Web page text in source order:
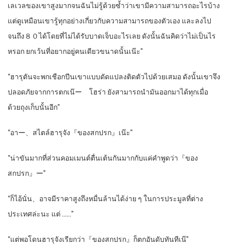
เลเวลของเขาสูงมากจนฉันไม่รู้ด้วยซ้ำว่าเขามีความสามารถอะไรบ้าง
แต่ดูเหมือนเขารู้ทุกอย่างเกี่ยวกับความสามารถของตัวเอง และลงไป
จนถึง８０ได้โดยที่ไม่ได้รับบาดเจ็บอะไรเลย ดังนั้นฉันคิดว่าไม่เป็นไร
หรอก ยกเว้นที่อยากอยู่คนเดียวขนาดนั้นเน๊ะ”
“ฮารุตันจะพกเชือกปีนเขาแบบดัดแปลงติดตัวไปด้วยเสมอ ดังนั้นเขาจึง
ปลอดภัยจากการตกเน๊ー โฮร่า ยังสามารถนำมันออกมาได้ทุกเมื่อ
ด้วยถุงเก็บนั้นอีก”
“อาー、สไตล์ฮารุจัง『ของสกปรก』เน๊ะ”
“น่าขันมากที่ส่วนคอมเมนต์ตื่นเต้นกันมากกับแค่คำพูดว่า『ของ
สกปรก』ー”
“ก็ไอ้นั่น、อาจมีราคาสูงถึงหมื่นล้านได้ง่าย ๆ ในการประมูลที่ต่าง
ประเทศล่ะนะ แต่ ……”
“แต่พอโดนฮารุจังเรียกว่า『ของสกปรก』ก็ตกอันดับทันทีเน๊”